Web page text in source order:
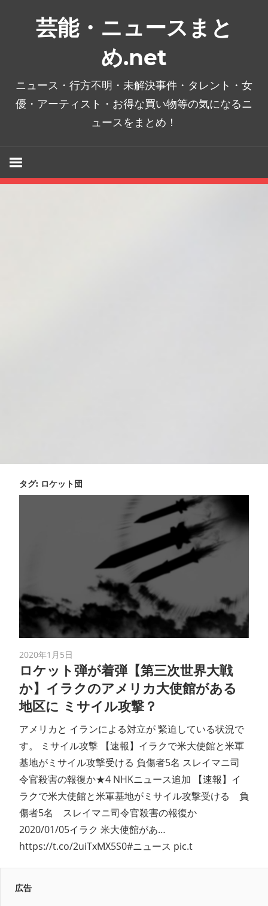
芸能・ニュースまと
め.net
ニュース・行方不明・未解決事件・タレント・女
優・アーティスト・お得な買い物等の気になるニ
ュースをまとめ！
タグ: ロケット団
2020年1月5日
ロケット弾が着弾【第三次世界大戦
か】イラクのアメリカ大使館がある
地区に ミサイル攻撃？
アメリカと イランによる対立が 緊迫している状況で
す。 ミサイル攻撃 【速報】イラクで米大使館と米軍
基地がミサイル攻撃受ける 負傷者5名 スレイマニ司
令官殺害の報復か★4 NHKニュース追加 【速報】イ
ラクで米大使館と米軍基地がミサイル攻撃受ける 負
傷者5名 スレイマニ司令官殺害の報復か
2020/01/05イラク 米大使館があ…
https://t.co/2uiTxMX5S0#ニュース pic.t
広告